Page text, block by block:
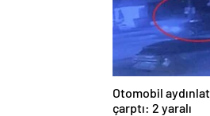
Otomobil
çarptı: 2 yaralı